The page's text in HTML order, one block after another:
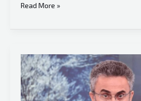
Poznati
meteorolog
Vakula
otkrio
kakva
nas
Read More »